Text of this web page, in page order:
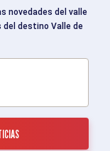
novedades del valle
destino Valle de